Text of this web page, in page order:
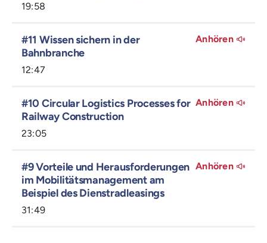
19:58
#11 Wissen sichern in der
Bahnbranche
12:47
Anhören
#10 Circular Logistics Processes for
Railway Construction
23:05
Anhören
#9 Vorteile und Herausforderungen
im Mobilitätsmanagement am
Beispiel des Dienstradleasings
31:49
Anhören